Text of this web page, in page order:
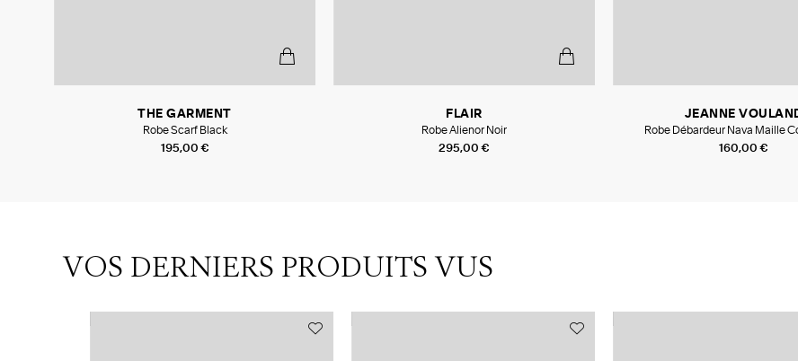
195,00 €
THE GARMENT
Robe Scarf Black
295,00 €
FLAIR
Robe Alienor Noir
160,00 €
JEANNE
Robe Débardeur Nava Maille
VOS DERNIERS PRODUITS VUS